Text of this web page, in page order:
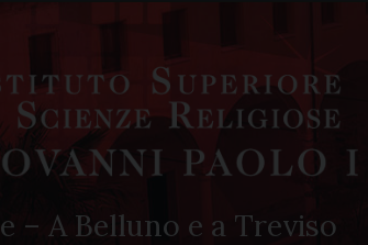
– A Belluno e a Treviso